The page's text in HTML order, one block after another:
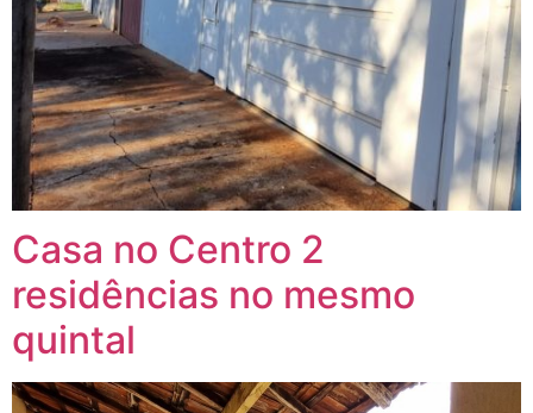
Casa no Centro 2
residências no mesmo
quintal